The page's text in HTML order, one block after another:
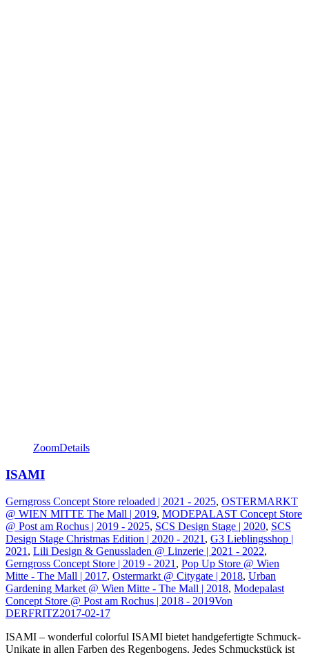
ZoomDetails
ISAMI
Gerngross Concept Store reloaded | 2021 - 2025, OSTERMARKT
@ WIEN MITTE The Mall | 2019, MODEPALAST Concept Store
@ Post am Rochus | 2019 - 2025, SCS Design Stage | 2020, SCS
Design Stage Christmas Edition | 2020 - 2021 , G3 Lieblingsshop |
2021 , Lili Design & Genussladen @ Linzerie | 2021 - 2022,
Gerngross Concept Store | 2019 - 2021 , Pop Up Store @ Wien
Mitte - The Mall | 2017, Ostermarkt @ Citygate | 2018, Urban
Gardening Market @ Wien Mitte - The Mall | 2018, Modepalast
Concept Store @ Post am Rochus | 2018 - 2019Von
DERFRITZ2017-02-17
ISAMI – wonderful colorful ISAMI bietet handgefertigte Schmuck-
Unikate in allen Farben des Regenbogens. Jedes Schmuckstück ist